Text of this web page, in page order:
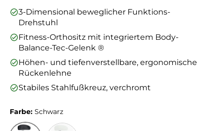
3-Dimensional beweglicher Funktions-
Drehstuhl
Fitness-Orthositz mit integriertem Body-
Balance-Tec-Gelenk ®
Höhen- und tiefenverstellbare, ergonomische
Rückenlehne
Stabiles Stahlfußkreuz, verchromt
Farbe: Schwarz